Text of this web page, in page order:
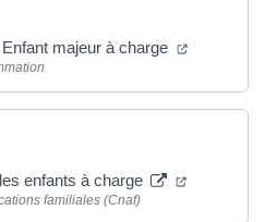
majeur à charge
enfants à charge
familiales (Cnaf)